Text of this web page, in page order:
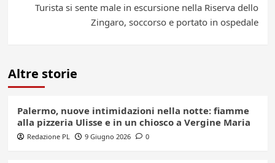
Turista si sente male in escursione nella Riserva dello
Zingaro, soccorso e portato in ospedale
Altre storie
Palermo, nuove intimidazioni nella notte: fiamme
alla pizzeria Ulisse e in un chiosco a Vergine Maria
Redazione PL 9 Giugno 2026 0